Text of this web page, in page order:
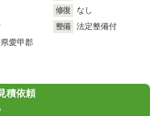
修復
なし
整備
法定整備付
愛甲郡
積依頼